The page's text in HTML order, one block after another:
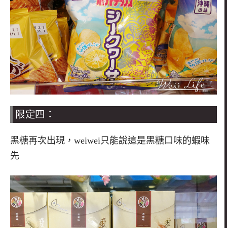
限定四：
黑糖再次出現，weiwei只能說這是黑糖口味的蝦味
先